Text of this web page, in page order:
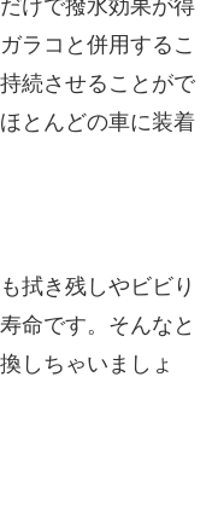
けで撥水効果が得
ラコと併用するこ
続させることがで
とんどの車に装着
拭き残しやビビり
命です。そんなと
しちゃいましょ